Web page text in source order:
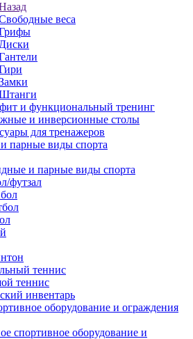
веса
Диски
и функциональный тренинг
и инверсионные столы
для тренажеров
парные виды спорта
и парные виды спорта
футзал
теннис
теннис
инвентарь
оборудование и ограждения
спортивное оборудование и